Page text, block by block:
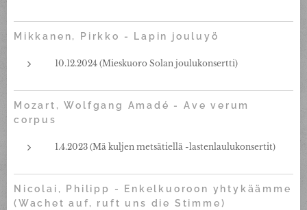
Mikkanen, Pirkko - Lapin jouluyö
10.12.2024 (Mieskuoro Solan joulukonsertti)
Mozart, Wolfgang Amadé - Ave verum
corpus
1.4.2023 (Mä kuljen metsätiellä -lastenlaulukonsertit)
Nicolai, Philipp - Enkelkuoroon yhtykäämme
(Wachet auf, ruft uns die Stimme)